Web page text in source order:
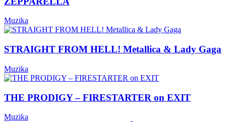
Muzika
STRAIGHT FROM HELL! Metallica & Lady Gaga
Muzika
THE PRODIGY – FIRESTARTER on EXIT
Muzika